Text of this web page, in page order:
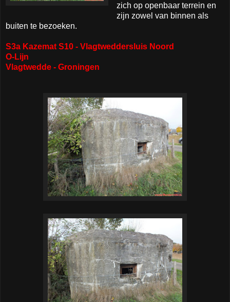
zich op openbaar terrein en
zijn zowel van binnen als
buiten te bezoeken.
S3a Kazemat S10 - Vlagtweddersluis Noord
O-Lijn
Vlagtwedde - Groningen